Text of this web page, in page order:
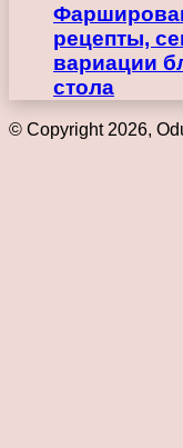
рецепты,
вариации
стола
© Copyright 2026,